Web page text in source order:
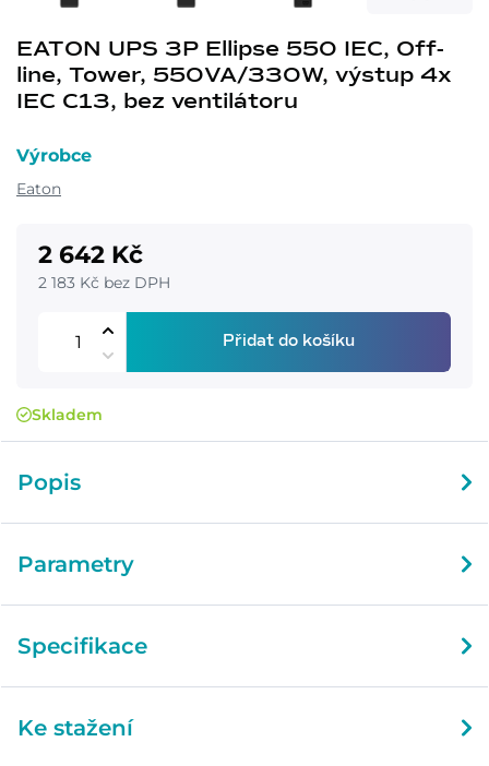
EATON UPS 3P Ellipse 550 IEC, Off-
line, Tower, 550VA/330W, výstup 4x
IEC C13, bez ventilátoru
Výrobce
Eaton
2 642 Kč
2 183 Kč bez DPH
Přidat do košíku
Skladem
Popis
Parametry
Specifikace
Ke stažení